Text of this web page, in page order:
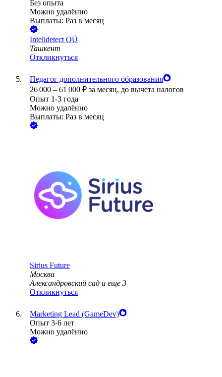
Без опыта
Можно удалённо
Выплаты: Раз в месяц
Intelldetect OÜ
Ташкент
Откликнуться
Педагог дополнительного образования
26 000 – 61 000 ₽ за месяц, до вычета налогов
Опыт 1-3 года
Можно удалённо
Выплаты: Раз в месяц
Sirius Future
Москва
Александровский сад и еще 3
Откликнуться
Marketing Lead (GameDev)
Опыт 3-6 лет
Можно удалённо